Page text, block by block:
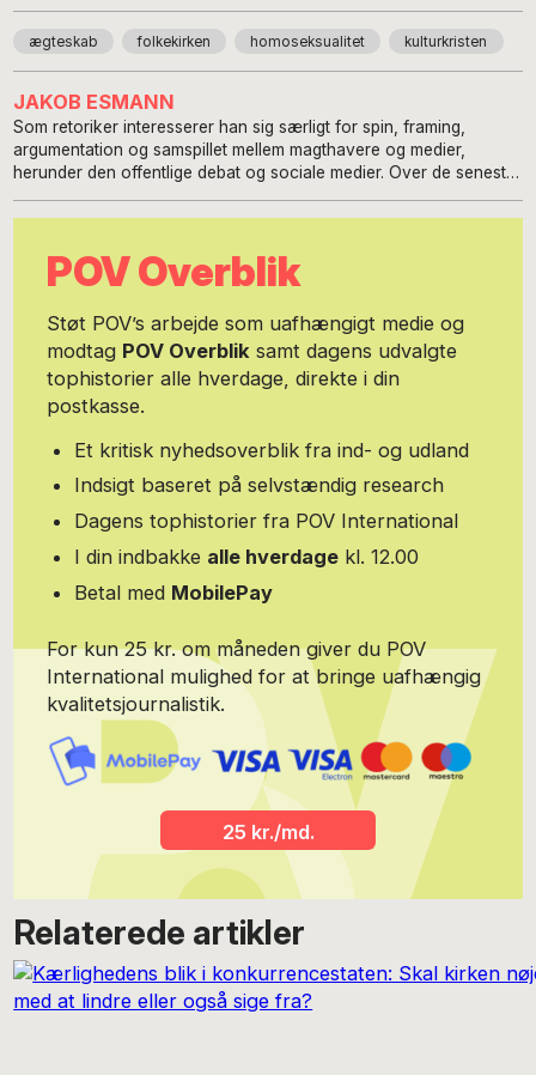
ægteskab folkekirken homoseksualitet kulturkristen
JAKOB ESMANN
Som retoriker interesserer han sig særligt for spin, framing,
argumentation og samspillet mellem magthavere og medier,
herunder den offentlige debat og sociale medier. Over de seneste
ungdomsbevægelse – først i Syd- og Sønderjylland, hvor han
har han været en aktiv debattør i de skrevne medier. Han har bl.a.
været ansat som deltidsjournalist på Netavisen Pio, som
Råd, freelancejournalist for den nordiske restaurations- og
servicefagbevægelse og nu som ansat i formandssekretariatet i
Dansk Metal. Et enkelt år på tyskstudiet på Aarhus Universitet gav
også næring til hans interesse for politiske forhold i Tyskland.
Nordisk og tysk politik, miljø- og klimapolitik samt erhvervs- og
arbejdsmarkedsstof er således hans kæpheste, ligesom han
offentlige debat. Du kan donere beløb til hans skribentvirksomhed
på MobilePay 28 33 80 69. Alle beløb er velkomne.
POV Overblik
Støt POV’s arbejde som uafhængigt medie og
modtag POV Overblik samt dagens udvalgte
tophistorier alle hverdage, direkte i din
postkasse.
Et kritisk nyhedsoverblik fra ind- og udland
Indsigt baseret på selvstændig research
Dagens tophistorier fra POV International
I din indbakke alle hverdage kl. 12.00
Betal med MobilePay
For kun 25 kr. om måneden giver du POV
International mulighed for at bringe uafhængig
kvalitetsjournalistik.
25 kr./md.
Relaterede artikler